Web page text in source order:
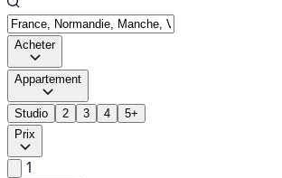
Acheter
Appartement
Studio 2 3 4
5+
Prix
1